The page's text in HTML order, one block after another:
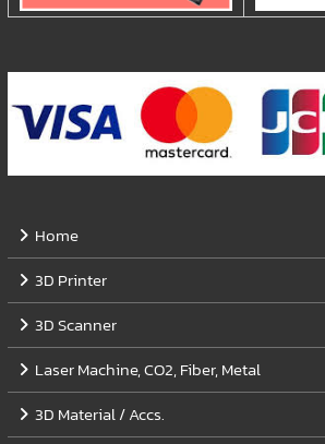
Home
3D Printer
3D Scanner
Laser Machine, CO2, Fiber, Metal
3D Material / Accs.